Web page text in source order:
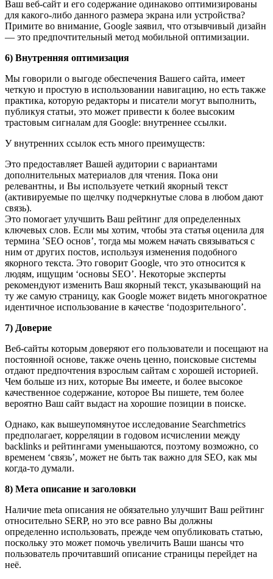
Ваш веб-сайт и его содержание одинаково оптимизированы
для какого-либо данного размера экрана или устройства?
Примите во внимание, Google заявил, что отзывчивый дизайн
— это предпочтительный метод мобильной оптимизации.
6) Внутренняя оптимизация
Мы говорили о выгоде обеспечения Вашего сайта, имеет
четкую и простую в использовании навигацию, но есть также
практика, которую редакторы и писатели могут выполнить,
публикуя статьи, это может привести к более высоким
трастовым сигналам для Google: внутреннее ссылки.
У внутренних ссылок есть много преимуществ:
Это предоставляет Вашей аудитории с вариантами
дополнительных материалов для чтения. Пока они
релевантны, и Вы используете четкий якорный текст
(активируемые по щелчку подчеркнутые слова в любом дают
связь).
Это помогает улучшить Ваш рейтинг для определенных
ключевых слов. Если мы хотим, чтобы эта статья оценила для
термина ’SEO основ’, тогда мы можем начать связываться с
ним от других постов, используя изменения подобного
якорного текста. Это говорит Google, что это относится к
людям, ищущим ‘основы SEO’. Некоторые эксперты
рекомендуют изменить Ваш якорный текст, указывающий на
ту же самую страницу, как Google может видеть многократное
идентичное использование в качестве ‘подозрительного’.
7) Доверие
Веб-сайты которым доверяют его пользователи и посещают на
постоянной основе, также очень ценно, поисковые системы
отдают предпочтения взрослым сайтам с хорошей историей.
Чем больше из них, которые Вы имеете, и более высокое
качественное содержание, которое Вы пишете, тем более
вероятно Ваш сайт выдаст на хорошие позиции в поиске.
Однако, как вышеупомянутое исследование Searchmetrics
предполагает, корреляции в годовом исчислении между
backlinks и рейтингами уменьшаются, поэтому возможно, со
временем ‘связь’, может не быть так важно для SEO, как мы
когда-то думали.
8) Мета описание и заголовки
Наличие meta описания не обязательно улучшит Ваш рейтинг
относительно SERP, но это все равно Вы должны
определенно использовать, прежде чем опубликовать статью,
поскольку это может помочь увеличить Ваши шансы что
пользователь прочитавший описание страницы перейдет на
неё.